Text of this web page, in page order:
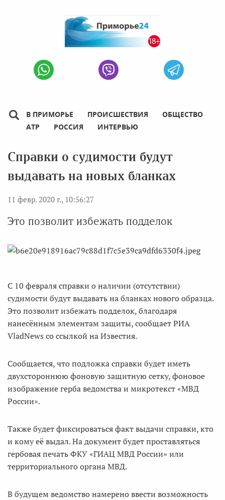
В ПРИМОРЬЕ ПРОИСШЕСТВИЯ
ОБЩЕСТВО
АТР
РОССИЯ ИНТЕРВЬЮ
Справки о судимости будут
выдавать на новых бланках
11 февр. 2020 г., 10:56:27
Это позволит избежать подделок
С 10 февраля справки о наличии (отсутствии)
судимости будут выдавать на бланках нового образца.
Это позволит избежать подделок, благодаря
нанесённым элементам защиты, сообщает РИА
VladNews со ссылкой на Известия.
Сообщается, что подложка справки будет иметь
двухстороннюю фоновую защитную сетку, фоновое
изображение герба ведомства и микротекст «МВД
России».
Также будет фиксироваться факт выдачи справки, кто
и кому её выдал. На документ будет проставляться
гербовая печать ФКУ «ГИАЦ МВД России» или
территориального органа МВД.
В будущем ведомство намерено ввести возможность